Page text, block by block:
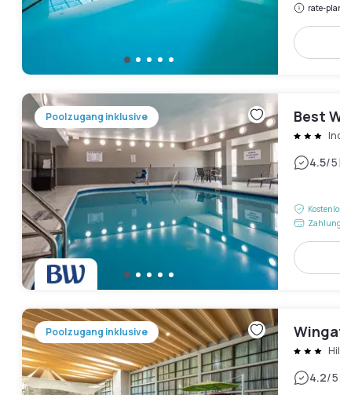
rate-
Poolzugang inklusive Best
4.5/5|
Poolzugang inklusive
4.2/5